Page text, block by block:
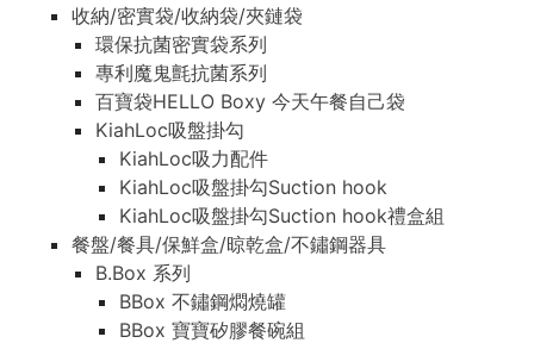
收納/密實袋/收納袋/夾鏈袋
環保抗菌密實袋系列
專利魔鬼氈抗菌系列
百寶袋HELLO Boxy 今天午餐自己袋
KiahLoc吸盤掛勾
KiahLoc吸力配件
KiahLoc吸盤掛勾Suction hook
KiahLoc吸盤掛勾Suction hook禮盒組
餐盤/餐具/保鮮盒/晾乾盒/不鏽鋼器具
B.Box 系列
BBox 不鏽鋼燜燒罐
BBox 寶寶矽膠餐碗組